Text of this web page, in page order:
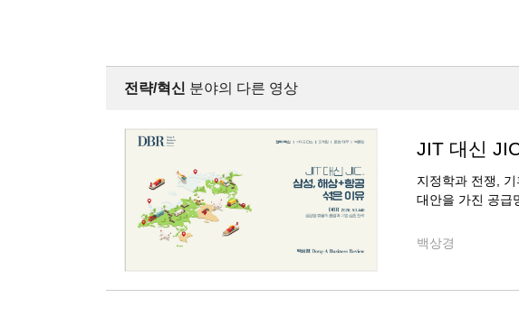
전략/혁신 분야의 다른 영상
JIT 대신
지정학과 전쟁,
대안을 가진 공급
백상경